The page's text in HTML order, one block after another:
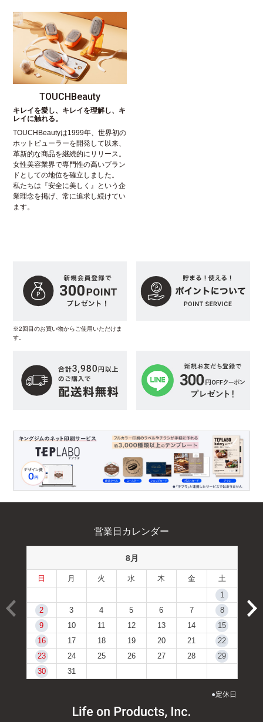
TOUCHBeauty
キレイを愛し、キレイを理解し、キ
レイに触れる。
TOUCHBeautyは1999年、世界初の
ホットビューラーを開発して以来、
革新的な商品を継続的にリリース。
女性美容業界で専門性の高いブラン
ドとしての地位を確立しました。
私たちは『安全に美しく』という企
業理念を掲げ、常に追求し続けてい
ます。
※2回目のお買い物からご使用いただけま
す。
営業日カレンダー
8月
日 月 火 水 木 金
土
1
2
3 4 5 6 7
8
9
10 11 12 13 14
15
16
17 18 19 20 21
22
23
24 25 26 27 28
29
30
31
●定休日